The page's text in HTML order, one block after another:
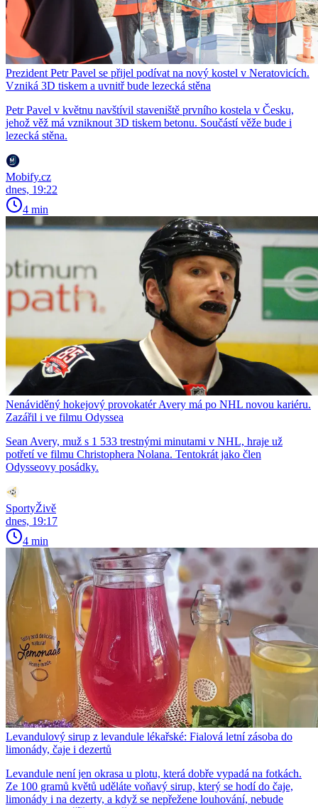
Prezident Petr Pavel se přijel podívat na nový kostel v Neratovicích.
Vzniká 3D tiskem a uvnitř bude lezecká stěna
Petr Pavel v květnu navštívil staveniště prvního kostela v Česku,
jehož věž má vzniknout 3D tiskem betonu. Součástí věže bude i
lezecká stěna.
Mobify.cz
dnes, 19:22
4 min
Nenáviděný hokejový provokatér Avery má po NHL novou kariéru.
Zazářil i ve filmu Odyssea
Sean Avery, muž s 1 533 trestnými minutami v NHL, hraje už
potřetí ve filmu Christophera Nolana. Tentokrát jako člen
Odysseovy posádky.
SportyŽivě
dnes, 19:17
4 min
Levandulový sirup z levandule lékařské: Fialová letní zásoba do
limonády, čaje i dezertů
Levandule není jen okrasa u plotu, která dobře vypadá na fotkách.
Ze 100 gramů květů uděláte voňavý sirup, který se hodí do čaje,
limonády i na dezerty, a když se nepřežene louhování, nebude